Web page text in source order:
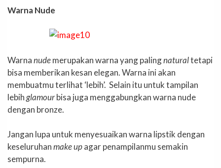
Warna Nude
Warnanudemerupakan warna yang palingnaturaltetapi
bisa memberikan kesan elegan. Warna ini akan
membuatmu terlihat ‘lebih’. Selain itu untuk tampilan
lebihglamourbisa juga menggabungkan warna nude
dengan bronze.
Jangan lupa untuk menyesuaikan warna lipstik dengan
keseluruhanmake upagar penampilanmu semakin
sempurna.